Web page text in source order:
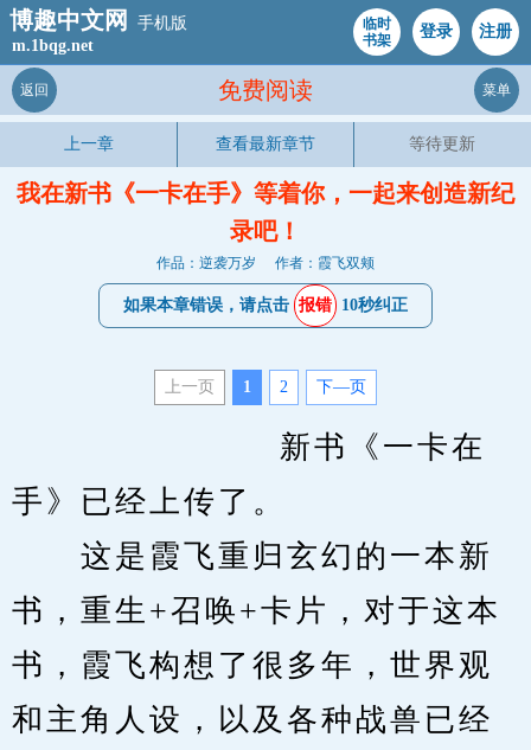
博趣中文网
手机版
m.1bqg.net
临时
书架
登录 注册
免费阅读
返回 菜单
上一章 查看最新章节 等待更新
我在新书《一卡在手》等着你，一起来创造新纪
录吧！
作品：逆袭万岁 作者：霞飞双颊
如果本章错误，请点击 报错 10秒纠正
上一页 1 2 下—页
手》已经上传了。
这是霞飞重归玄幻的一本新
书，重生+召唤+卡片，对于这本
书，霞飞构想了很多年，世界观
和主角人设，以及各种战兽已经